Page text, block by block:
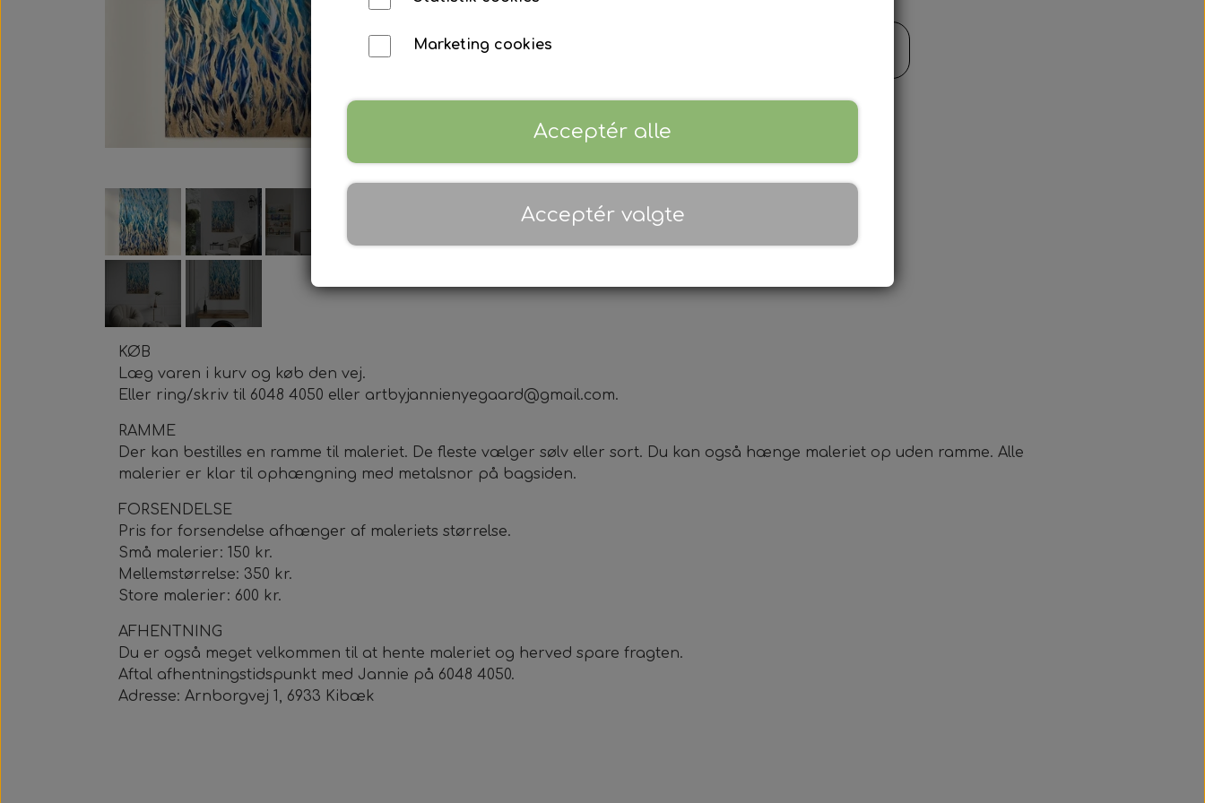
−
KØB
Læg varen i kurv og køb den vej.
Eller ring/skriv til 6048 4050 eller artbyjannienyegaard@gmail.com.
RAMME
Der kan bestilles en ramme til maleriet. De fleste vælger sølv eller sort. Du kan også hænge maleriet op uden ramme. Alle
malerier er klar til ophængning med metalsnor på bagsiden.
FORSENDELSE
Pris for forsendelse afhænger af maleriets størrelse.
Små malerier: 150 kr.
Mellemstørrelse: 350 kr.
Store malerier: 600 kr.
AFHENTNING
Du er også meget velkommen til at hente maleriet og herved spare fragten.
Aftal afhentningstidspunkt med Jannie på 6048 4050.
Adresse: Arnborgvej 1, 6933 Kibæk
Marketing cookies
Acceptér alle
Acceptér valgte